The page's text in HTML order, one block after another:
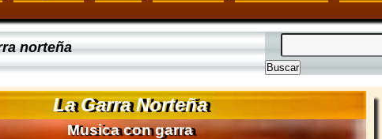
norteña
La Garra Norteña
Musica con garra